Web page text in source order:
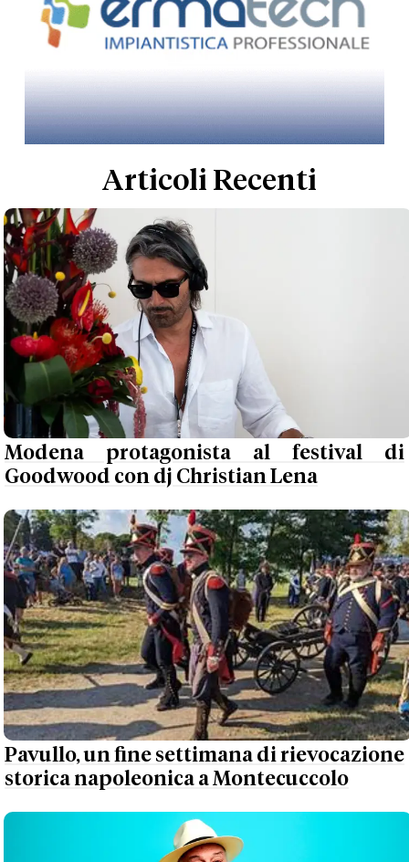
Articoli Recenti
Modena protagonista al festival di
Goodwood con dj Christian Lena
Pavullo, un fine settimana di rievocazione
storica napoleonica a Montecuccolo